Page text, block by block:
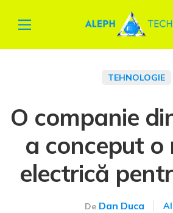
TEHNOLOGIE
O companie
a conceput o
electrică
De Dan Duca